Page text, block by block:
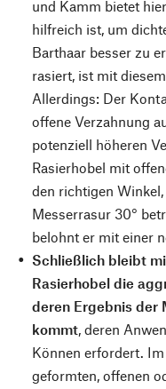
und Kamm bietet
hilfreich ist, um
Barthaar besser zu
rasiert, ist mit
Allerdings: Der
offene Verzahnung
potenziell höheren
Rasierhobel mit
den richtigen
Messerrasur 30°
belohnt er mit einer
Schließlich bleibt
Rasierhobel die
deren Ergebnis der
kommt, deren
Können erfordert.
geformten, offenen